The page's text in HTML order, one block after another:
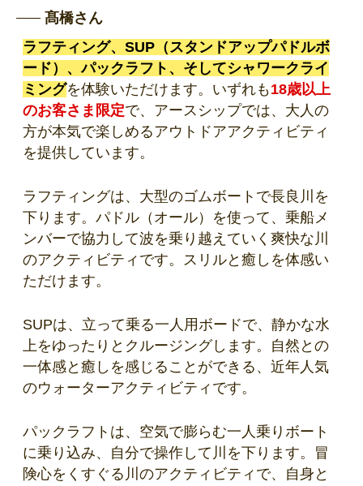
髙橋さん
ラフティング、SUP（スタンドアップパドルボ
ード）、パックラフト、そしてシャワークライ
ミングを体験いただけます。いずれも18歳以上
のお客さま限定で、アースシップでは、大人の
方が本気で楽しめるアウトドアアクティビティ
を提供しています。
ラフティングは、大型のゴムボートで長良川を
下ります。パドル（オール）を使って、乗船メ
ンバーで協力して波を乗り越えていく爽快な川
のアクティビティです。スリルと癒しを体感い
ただけます。
SUPは、立って乗る一人用ボードで、静かな水
上をゆったりとクルージングします。自然との
一体感と癒しを感じることができる、近年人気
のウォーターアクティビティです。
パックラフトは、空気で膨らむ一人乗りボート
に乗り込み、自分で操作して川を下ります。冒
険心をくすぐる川のアクティビティで、自身と